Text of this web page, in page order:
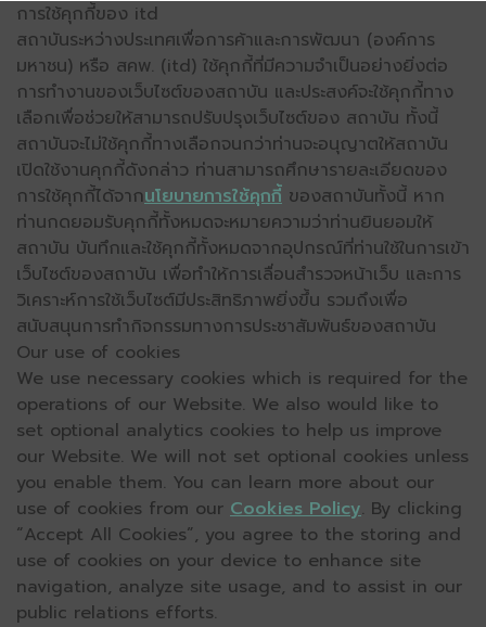
การใช้คุกกี้ของ itd
สถาบันระหว่างประเทศเพื่อการค้าและการพัฒนา (องค์การ
มหาชน) หรือ สคพ. (itd) ใช้คุกกี้ที่มีความจำเป็นอย่างยิ่งต่อ
การทำงานของเว็บไซต์ของสถาบัน และประสงค์จะใช้คุกกี้ทาง
เลือกเพื่อช่วยให้สามารถปรับปรุงเว็บไซต์ของ สถาบัน ทั้งนี้
สถาบันจะไม่ใช้คุกกี้ทางเลือกจนกว่าท่านจะอนุญาตให้สถาบัน
เปิดใช้งานคุกกี้ดังกล่าว ท่านสามารถศึกษารายละเอียดของ
การใช้คุกกี้ได้จากนโยบายการใช้คุกกี้ ของสถาบันทั้งนี้ หาก
ท่านกดยอมรับคุกกี้ทั้งหมดจะหมายความว่าท่านยินยอมให้
สถาบัน บันทึกและใช้คุกกี้ทั้งหมดจากอุปกรณ์ที่ท่านใช้ในการเข้า
เว็บไซต์ของสถาบัน เพื่อทำให้การเลื่อนสำรวจหน้าเว็บ และการ
วิเคราะห์การใช้เว็บไซต์มีประสิทธิภาพยิ่งขึ้น รวมถึงเพื่อ
สนับสนุนการทำกิจกรรมทางการประชาสัมพันธ์ของสถาบัน
Our use of cookies
We use necessary cookies which is required for the
operations of our Website. We also would like to
set optional analytics cookies to help us improve
our Website. We will not set optional cookies unless
you enable them. You can learn more about our
use of cookies from our Cookies Policy. By clicking
“Accept All Cookies”, you agree to the storing and
use of cookies on your device to enhance site
navigation, analyze site usage, and to assist in our
public relations efforts.